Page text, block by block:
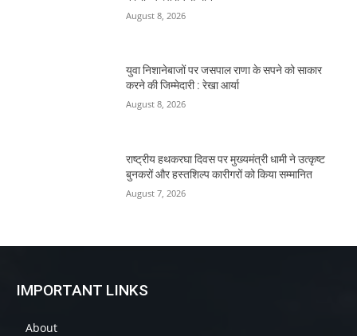
August 8, 2026
युवा निशानेबाजों पर जसपाल राणा के सपने को साकार
करने की जिम्मेदारी : रेखा आर्या
August 8, 2026
राष्ट्रीय हथकरघा दिवस पर मुख्यमंत्री धामी ने उत्कृष्ट
बुनकरों और हस्तशिल्प कारीगरों को किया सम्मानित
August 7, 2026
IMPORTANT LINKS
About